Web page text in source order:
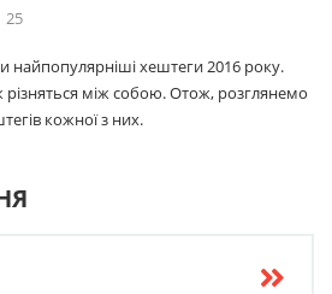
25
найпопулярніші хештеги 2016 року.
різняться між собою. Отож, розглянемо
кожної з них.